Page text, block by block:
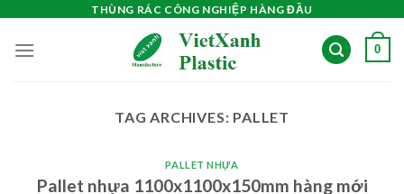
content
THÙNG RÁC CÔNG NGHIỆP HÀNG ĐẦU
0
TAG ARCHIVES: PALLET
PALLET NHỰA
Pallet nhựa 1100x1100x150mm hàng mới